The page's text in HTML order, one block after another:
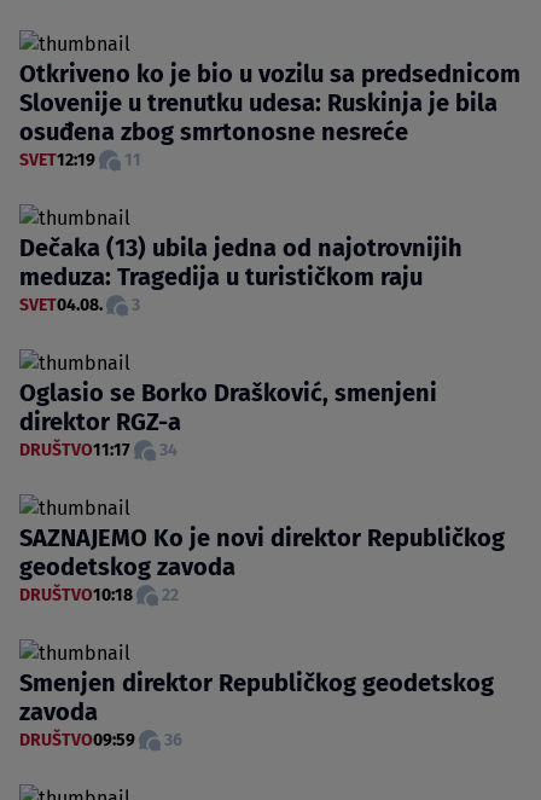
Otkriveno ko je bio u vozilu sa predsednicom
Slovenije u trenutku udesa: Ruskinja je bila
osuđena zbog smrtonosne nesreće
SVET12:19 11
Dečaka (13) ubila jedna od najotrovnijih
meduza: Tragedija u turističkom raju
SVET04.08. 3
Oglasio se Borko Drašković, smenjeni
direktor RGZ-a
DRUŠTVO11:17 34
SAZNAJEMO Ko je novi direktor Republičkog
geodetskog zavoda
DRUŠTVO10:18 22
Smenjen direktor Republičkog geodetskog
zavoda
DRUŠTVO09:59 36